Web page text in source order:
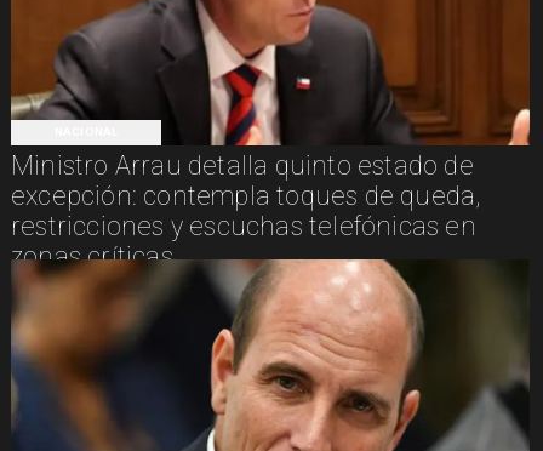
Ministro Arrau detalla quinto estado de
excepción: contempla toques de queda,
restricciones y escuchas telefónicas en
zonas críticas